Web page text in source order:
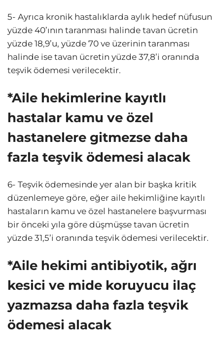
5- Ayrıca kronik hastalıklarda aylık hedef nüfusun
yüzde 40’ının taranması halinde tavan ücretin
yüzde 18,9’u, yüzde 70 ve üzerinin taranması
halinde ise tavan ücretin yüzde 37,8’i oranında
teşvik ödemesi verilecektir.
*Aile hekimlerine kayıtlı
hastalar kamu ve özel
hastanelere gitmezse daha
fazla teşvik ödemesi alacak
6- Teşvik ödemesinde yer alan bir başka kritik
düzenlemeye göre, eğer aile hekimliğine kayıtlı
hastaların kamu ve özel hastanelere başvurması
bir önceki yıla göre düşmüşse tavan ücretin
yüzde 31,5’i oranında teşvik ödemesi verilecektir.
*Aile hekimi antibiyotik, ağrı
kesici ve mide koruyucu ilaç
yazmazsa daha fazla teşvik
ödemesi alacak